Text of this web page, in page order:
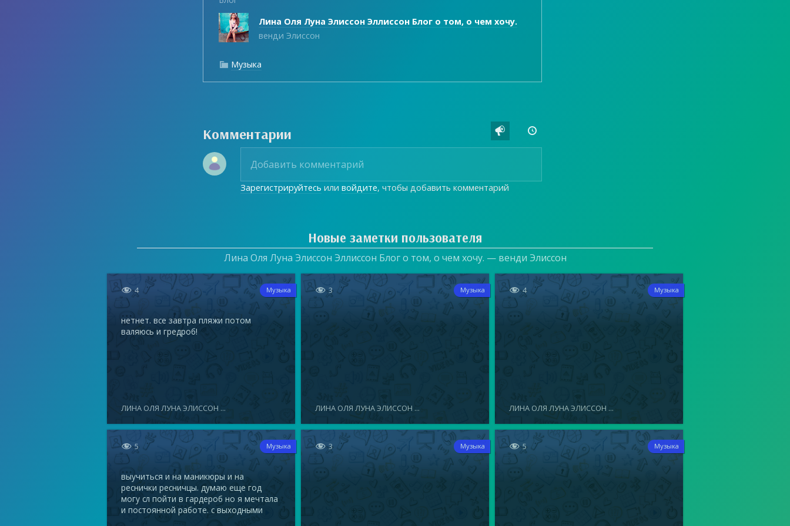
Лина Оля Луна Элиссон Эллиссон Блог о том, о чем хочу.
венди Элиссон
 Музыка
Комментарии  
Зарегистрируйтесь иливойдите, чтобы добавить комментарий
Новые заметки пользователя
Лина Оля Луна Элиссон Эллиссон Блог о том, о чем хочу. — венди Элиссон
 4 Музыка
нетнет. все завтра пляжи потом
валяюсь и гредроб!
ЛИНА ОЛЯ ЛУНА ЭЛИССОН ...
 3 Музыка
ЛИНА ОЛЯ ЛУНА ЭЛИССОН ...
 4 Музыка
ЛИНА ОЛЯ ЛУНА ЭЛИССОН ...
 5 Музыка
выучиться и на маникюры и на
реснички ресничцы. думаю еще год
могу сл пойти в гардероб но я мечтала
и постоянной работе. с выходными
 3 Музыка  5 Музыка